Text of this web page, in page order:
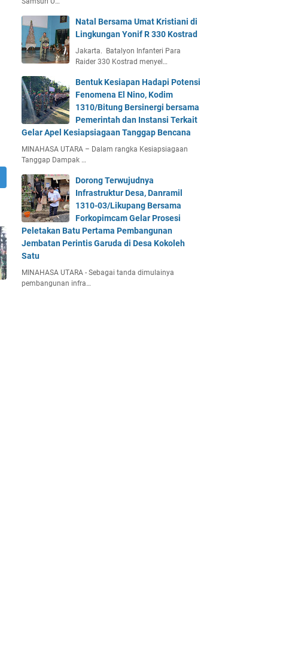
Natal Bersama Umat Kristiani di
Lingkungan Yonif R 330 Kostrad
Jakarta. Batalyon Infanteri Para
Raider 330 Kostrad menyel…
Bentuk Kesiapan Hadapi Potensi
Fenomena El Nino, Kodim
1310/Bitung Bersinergi bersama
Pemerintah dan Instansi Terkait
Gelar Apel Kesiapsiagaan Tanggap Bencana
MINAHASA UTARA – Dalam rangka Kesiapsiagaan
Tanggap Dampak …
Dorong Terwujudnya
Infrastruktur Desa, Danramil
1310-03/Likupang Bersama
Forkopimcam Gelar Prosesi
Peletakan Batu Pertama Pembangunan
Jembatan Perintis Garuda di Desa Kokoleh
Satu
MINAHASA UTARA - Sebagai tanda dimulainya
pembangunan infra…